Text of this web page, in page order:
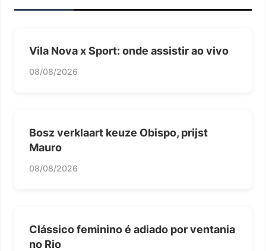
Vila Nova x Sport: onde assistir ao vivo
08/08/2026
Bosz verklaart keuze Obispo, prijst
Mauro
08/08/2026
Clássico feminino é adiado por ventania
no Rio